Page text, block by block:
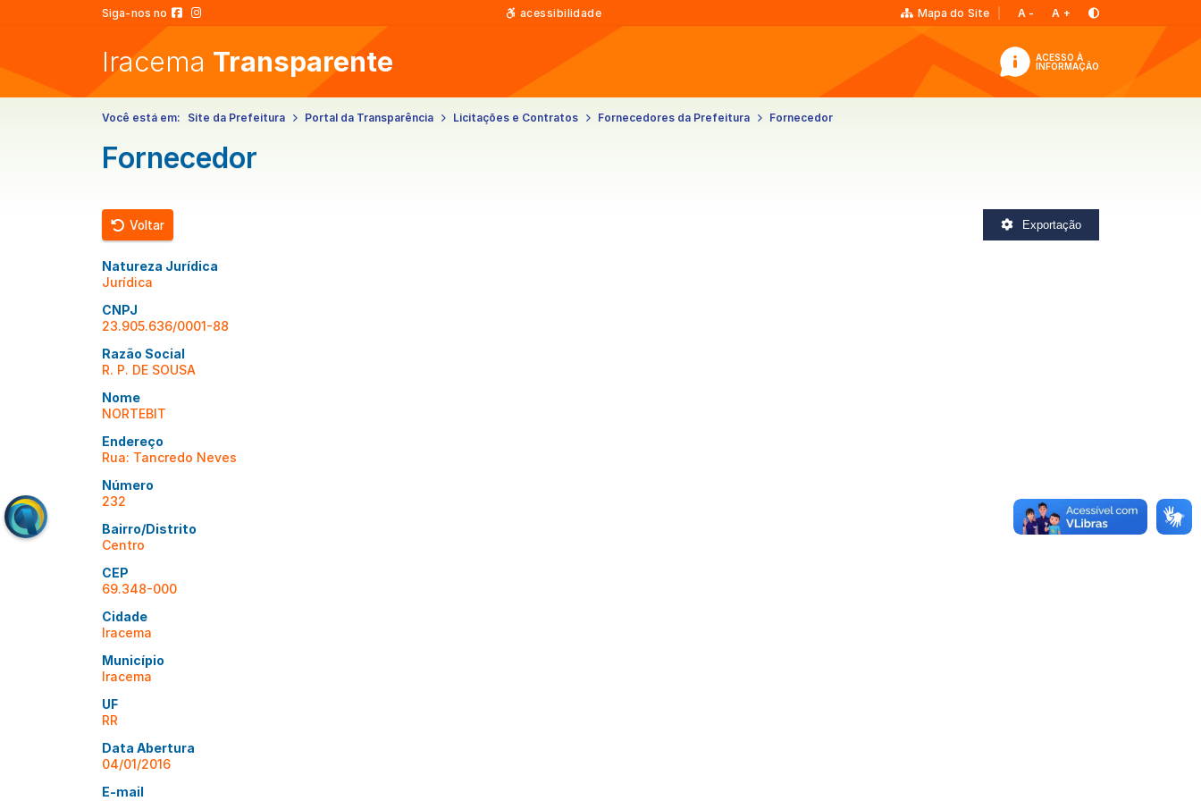
Siga-nos no acessibilidade Mapa do Site A - A +
Iracema Transparente
ACESSO À
INFORMAÇÃO
Você está em: Site da Prefeitura Portal da Transparência Licitações e Contratos Fornecedores da Prefeitura Fornecedor
Fornecedor
Voltar Exportação
Natureza Jurídica
Jurídica
CNPJ
23.905.636/0001-88
Razão Social
R. P. DE SOUSA
Nome
NORTEBIT
Endereço
Rua: Tancredo Neves
Número
232
Bairro/Distrito
Centro
CEP
69.348-000
Cidade
Iracema
Município
Iracema
UF
RR
Data Abertura
04/01/2016
E-mail